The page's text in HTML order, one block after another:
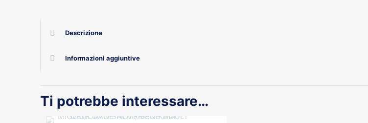
Descrizione
Informazioni aggiuntive
Ti potrebbe interessare…